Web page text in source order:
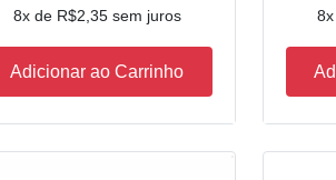
8x de R$2,35 sem juros
Adicionar ao Carrinho